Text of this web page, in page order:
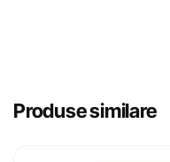
Produse similare